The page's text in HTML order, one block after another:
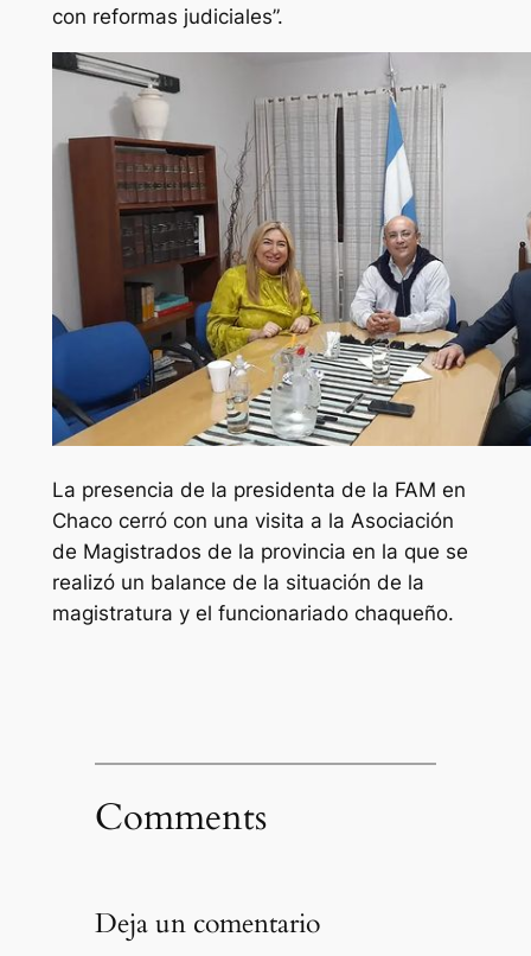
con reformas judiciales”.
La presencia de la presidenta de la FAM en
Chaco cerró con una visita a la Asociación
de Magistrados de la provincia en la que se
realizó un balance de la situación de la
magistratura y el funcionariado chaqueño.
Comments
Deja un comentario